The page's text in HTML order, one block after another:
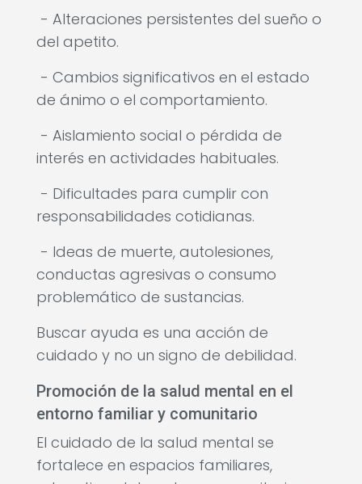
- Alteraciones persistentes del sueño o
del apetito.
- Cambios significativos en el estado
de ánimo o el comportamiento.
- Aislamiento social o pérdida de
interés en actividades habituales.
- Dificultades para cumplir con
responsabilidades cotidianas.
- Ideas de muerte, autolesiones,
conductas agresivas o consumo
problemático de sustancias.
Buscar ayuda es una acción de
cuidado y no un signo de debilidad.
Promoción de la salud mental en el
entorno familiar y comunitario
El cuidado de la salud mental se
fortalece en espacios familiares,